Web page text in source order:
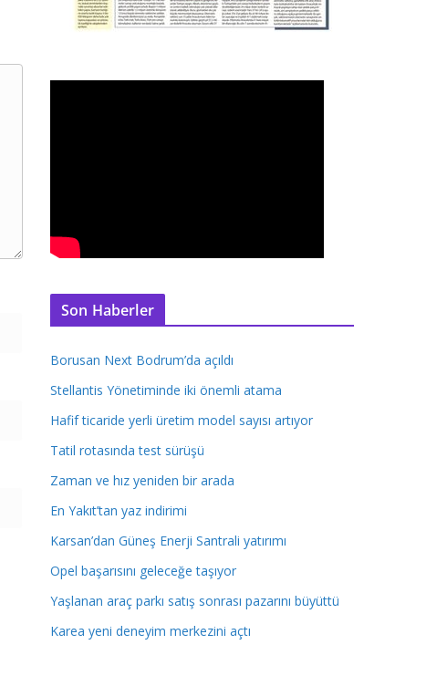
Son Haberler
Borusan Next Bodrum’da açıldı
Stellantis Yönetiminde iki önemli atama
Hafif ticaride yerli üretim model sayısı artıyor
Tatil rotasında test sürüşü
Zaman ve hız yeniden bir arada
En Yakıt’tan yaz indirimi
Karsan’dan Güneş Enerji Santrali yatırımı
Opel başarısını geleceğe taşıyor
Yaşlanan araç parkı satış sonrası pazarını büyüttü
Karea yeni deneyim merkezini açtı